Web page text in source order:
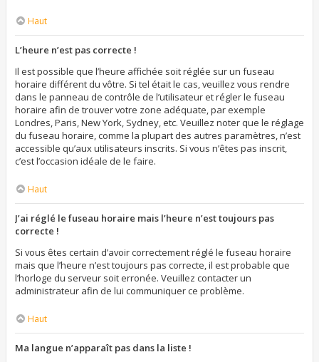
Haut
L’heure n’est pas correcte !
Il est possible que l’heure affichée soit réglée sur un fuseau
horaire différent du vôtre. Si tel était le cas, veuillez vous rendre
dans le panneau de contrôle de l’utilisateur et régler le fuseau
horaire afin de trouver votre zone adéquate, par exemple
Londres, Paris, New York, Sydney, etc. Veuillez noter que le réglage
du fuseau horaire, comme la plupart des autres paramètres, n’est
accessible qu’aux utilisateurs inscrits. Si vous n’êtes pas inscrit,
c’est l’occasion idéale de le faire.
Haut
J’ai réglé le fuseau horaire mais l’heure n’est toujours pas
correcte !
Si vous êtes certain d’avoir correctement réglé le fuseau horaire
mais que l’heure n’est toujours pas correcte, il est probable que
l’horloge du serveur soit erronée. Veuillez contacter un
administrateur afin de lui communiquer ce problème.
Haut
Ma langue n’apparaît pas dans la liste !